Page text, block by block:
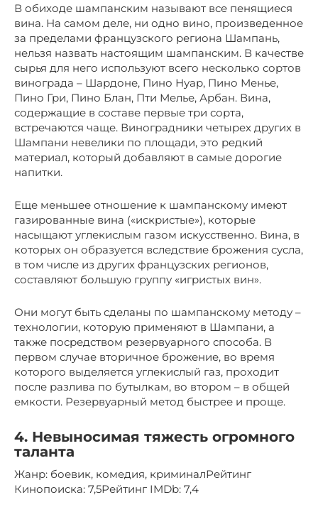
В обиходе шампанским называют все пенящиеся
вина. На самом деле, ни одно вино, произведенное
за пределами французского региона Шампань,
нельзя назвать настоящим шампанским. В качестве
сырья для него используют всего несколько сортов
винограда – Шардоне, Пино Нуар, Пино Менье,
Пино Гри, Пино Блан, Пти Мелье, Арбан. Вина,
содержащие в составе первые три сорта,
встречаются чаще. Виноградники четырех других в
Шампани невелики по площади, это редкий
материал, который добавляют в самые дорогие
напитки.
Еще меньшее отношение к шампанскому имеют
газированные вина («искристые»), которые
насыщают углекислым газом искусственно. Вина, в
которых он образуется вследствие брожения сусла,
в том числе из других французских регионов,
составляют большую группу «игристых вин».
Они могут быть сделаны по шампанскому методу –
технологии, которую применяют в Шампани, а
также посредством резервуарного способа. В
первом случае вторичное брожение, во время
которого выделяется углекислый газ, проходит
после разлива по бутылкам, во втором – в общей
емкости. Резервуарный метод быстрее и проще.
4. Невыносимая тяжесть огромного
таланта
Жанр: боевик, комедия, криминалРейтинг
Кинопоиска: 7,5Рейтинг IMDb: 7,4